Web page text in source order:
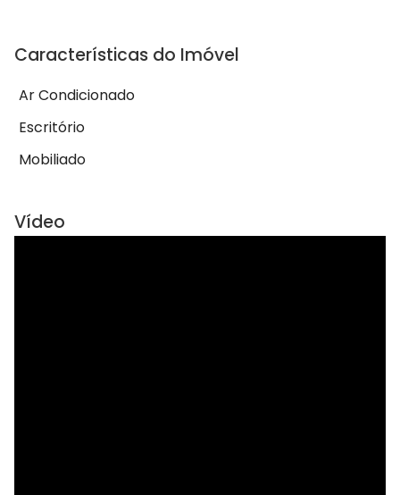
Características do Imóvel
Ar Condicionado
Escritório
Mobiliado
Vídeo